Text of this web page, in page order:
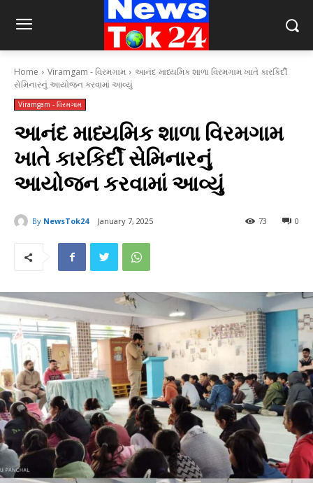
Home Viramgam - વિરમગામ
આનંદ માધ્યમિક શાળા વિરમગામ ખાતે કારકિર્દી
સેમિનારનું આયોજન કરવામાં આવ્યું
Viramgam - વિરમગામ
આનંદ માધ્યમિક શાળા વિરમગામ
ખાતે કારકિર્દી સેમિનારનું
આયોજન કરવામાં આવ્યું
By NewsTok24 January 7, 2025 0
73